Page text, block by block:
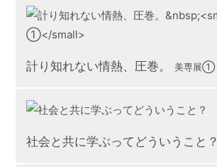
計り知れない情熱、圧巻。 美専展①
社会と共に学ぶってどういうこと？